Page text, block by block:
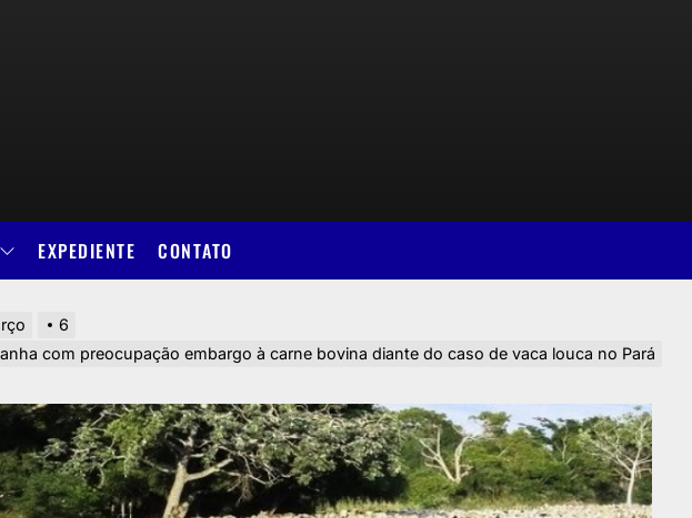
EXPEDIENTE CONTATO
6
com preocupação embargo à carne bovina diante do caso de vaca louca no Pará